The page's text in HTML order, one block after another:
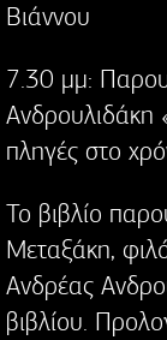
Βιάννου
7.30 μμ:
Ανδρουλιδάκη
πληγές στο
Το βιβλίο
Μεταξάκη,
Ανδρέας
βιβλίου.